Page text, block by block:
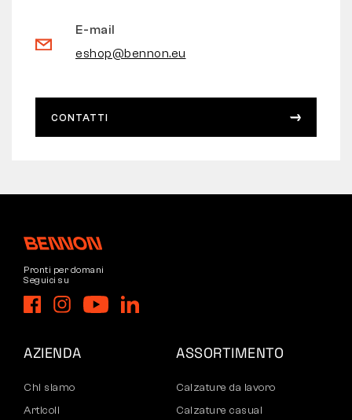
E-mail
eshop@bennon.eu
CONTATTI
Pronti per domani
Seguici su
AZIENDA
Chi siamo
Articoli
ASSORTIMENTO
Calzature da lavoro
Calzature casual